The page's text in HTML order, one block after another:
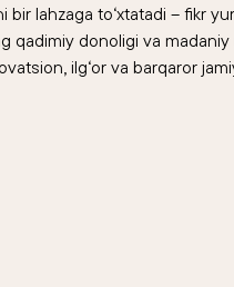
bir lahzaga to‘xtatadi – fikr
qadimiy donoligi va
ilg‘or va barqaror